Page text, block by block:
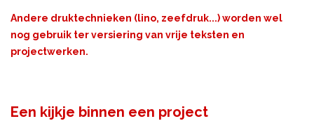
Andere druktechnieken (lino, zeefdruk...) worden wel
nog gebruik ter versiering van vrije teksten en
projectwerken.
Een kijkje binnen een project